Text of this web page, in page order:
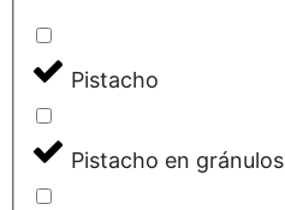
Pistacho
Pistacho en gránulos